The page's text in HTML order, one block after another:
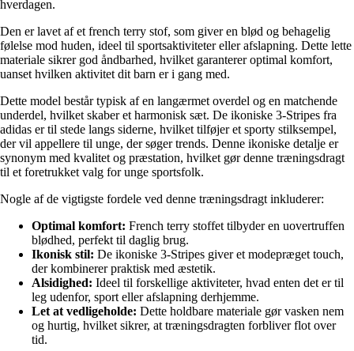
hverdagen.
Den er lavet af et french terry stof, som giver en blød og behagelig
følelse mod huden, ideel til sportsaktiviteter eller afslapning. Dette lette
materiale sikrer god åndbarhed, hvilket garanterer optimal komfort,
uanset hvilken aktivitet dit barn er i gang med.
Dette model består typisk af en langærmet overdel og en matchende
underdel, hvilket skaber et harmonisk sæt. De ikoniske 3-Stripes fra
adidas er til stede langs siderne, hvilket tilføjer et sporty stilksempel,
der vil appellere til unge, der søger trends. Denne ikoniske detalje er
synonym med kvalitet og præstation, hvilket gør denne træningsdragt
til et foretrukket valg for unge sportsfolk.
Nogle af de vigtigste fordele ved denne træningsdragt inkluderer:
Optimal komfort: French terry stoffet tilbyder en uovertruffen
blødhed, perfekt til daglig brug.
Ikonisk stil: De ikoniske 3-Stripes giver et modepræget touch,
der kombinerer praktisk med æstetik.
Alsidighed: Ideel til forskellige aktiviteter, hvad enten det er til
leg udenfor, sport eller afslapning derhjemme.
Let at vedligeholde: Dette holdbare materiale gør vasken nem
og hurtig, hvilket sikrer, at træningsdragten forbliver flot over
tid.